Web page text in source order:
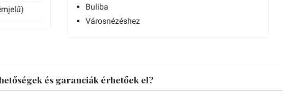
Buliba
Városnézéshez
és garanciák érhetőek el?